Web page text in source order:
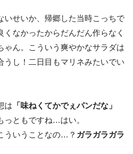
いせいか、帰郷した当時こっちで
なかったからだんだん作らなく
ゃん。こういう爽やかなサラダは
うし！二日目もマリネみたいでい
は 「味ねくてかでぇパンだな」
ともですね…はい。
ういうことなの…？ ガラガラガラ